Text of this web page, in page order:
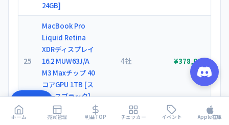
ホーム 売買管理 利益TOP チェッカー イベント Apple在庫
24GB]
25
MacBook Pro
Liquid Retina
XDRディスプレイ
16.2 MUW63J/A
M3 Maxチップ 40
コアGPU 1TB [ス
ペースブラック]
4社 ¥378,000
ミラーレス一眼カ